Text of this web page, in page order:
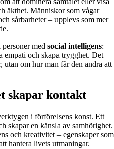
äkthet. Människor som vågar
sårbarheter – upplevs som mer
med social intelligens:
empati och skapa trygghet. Det
utan om hur man får den andra att
skapar kontakt
i förförelsens konst. Ett
skapar en känsla av samhörighet.
och kreativitet – egenskaper som
hantera livets utmaningar.